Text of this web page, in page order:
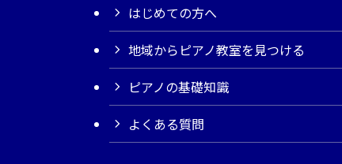
はじめての方へ
地域からピアノ教室を見つける
ピアノの基礎知識
よくある質問